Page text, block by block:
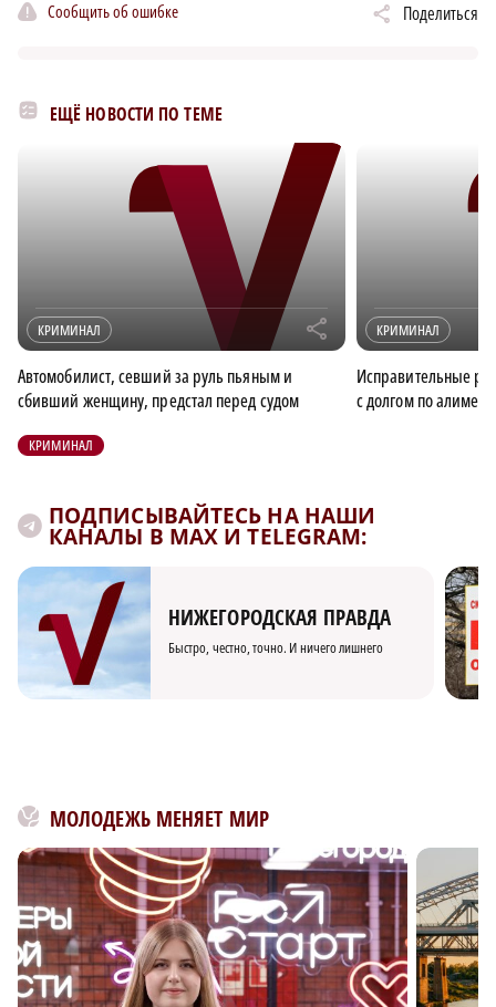
Сообщить об ошибке Поделиться
ЕЩЁ НОВОСТИ ПО ТЕМЕ
КРИМИНАЛ r
Автомобилист, севший за руль пьяным и
сбивший женщину, предстал перед судом
КРИМИНАЛ
Исправительные
с долгом по
КРИМИНАЛ
ПОДПИСЫВАЙТЕСЬ НА НАШИ
КАНАЛЫ В MAX И TELEGRAM:
НИЖЕГОРОДСКАЯ ПРАВДА
Быстро, честно, точно. И ничего лишнего
МОЛОДЕЖЬ МЕНЯЕТ МИР